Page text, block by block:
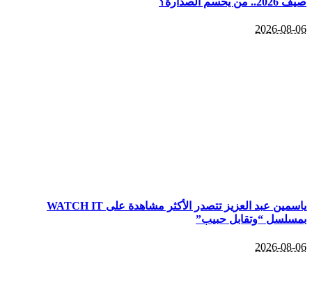
2026-08-06
ياسمين عبد العزيز تتصدر الأكثر مشاهدة على WATCH IT
بمسلسل “وتقابل حبيب”
2026-08-06